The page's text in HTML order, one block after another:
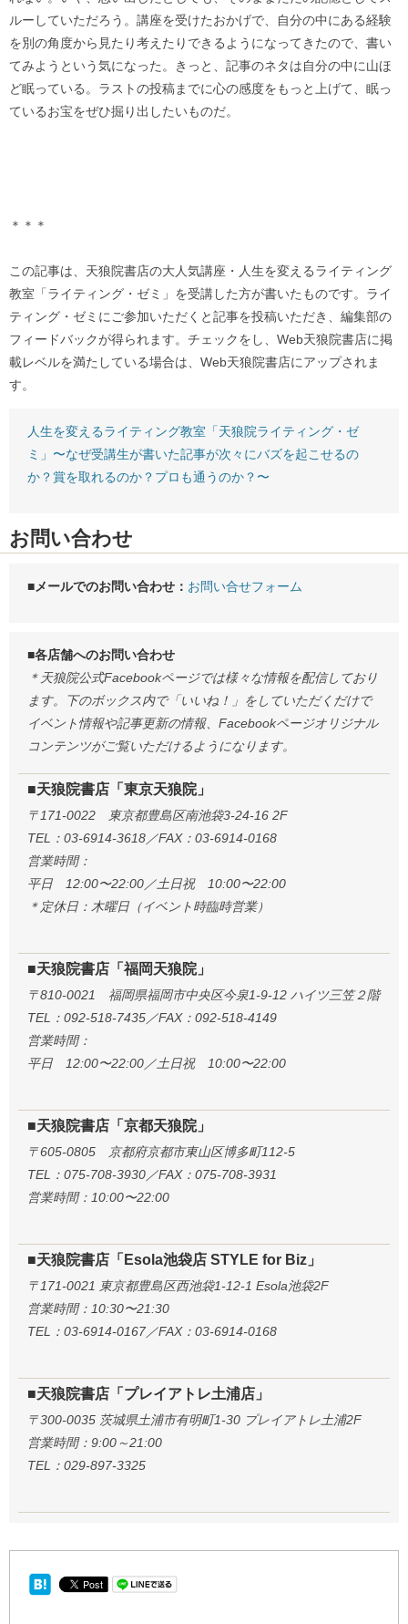
ルーしていただろう。講座を受けたおかげで、自分の中にある経験
を別の角度から見たり考えたりできるようになってきたので、書い
てみようという気になった。きっと、記事のネタは自分の中に山ほ
ど眠っている。ラストの投稿までに心の感度をもっと上げて、眠っ
ているお宝をぜひ掘り出したいものだ。
＊＊＊
この記事は、天狼院書店の大人気講座・人生を変えるライティング
教室「ライティング・ゼミ」を受講した方が書いたものです。ライ
ティング・ゼミにご参加いただくと記事を投稿いただき、編集部の
フィードバックが得られます。チェックをし、Web天狼院書店に掲
載レベルを満たしている場合は、Web天狼院書店にアップされま
す。
人生を変えるライティング教室「天狼院ライティング・ゼ
ミ」〜なぜ受講生が書いた記事が次々にバズを起こせるの
か？賞を取れるのか？プロも通うのか？〜
お問い合わせ
■メールでのお問い合わせ： お問い合せフォーム
■各店舗へのお問い合わせ
＊天狼院公式Facebookページでは様々な情報を配信しており
ます。下のボックス内で「いいね！」をしていただくだけで
イベント情報や記事更新の情報、Facebookページオリジナル
コンテンツがご覧いただけるようになります。
■天狼院書店「東京天狼院」
〒171-0022 東京都豊島区南池袋3-24-16 2F
TEL：03-6914-3618／FAX：03-6914-0168
営業時間：
平日 12:00〜22:00／土日祝 10:00〜22:00
＊定休日：木曜日（イベント時臨時営業）
■天狼院書店「福岡天狼院」
〒810-0021 福岡県福岡市中央区今泉1-9-12 ハイツ三笠２階
TEL：092-518-7435／FAX：092-518-4149
営業時間：
平日 12:00〜22:00／土日祝 10:00〜22:00
■天狼院書店「京都天狼院」
〒605-0805 京都府京都市東山区博多町112-5
TEL：075-708-3930／FAX：075-708-3931
営業時間：10:00〜22:00
■天狼院書店「Esola池袋店 STYLE for Biz」
〒171-0021 東京都豊島区西池袋1-12-1 Esola池袋2F
営業時間：10:30〜21:30
TEL：03-6914-0167／FAX：03-6914-0168
■天狼院書店「プレイアトレ土浦店」
〒300-0035 茨城県土浦市有明町1-30 プレイアトレ土浦2F
営業時間：9:00～21:00
TEL：029-897-3325